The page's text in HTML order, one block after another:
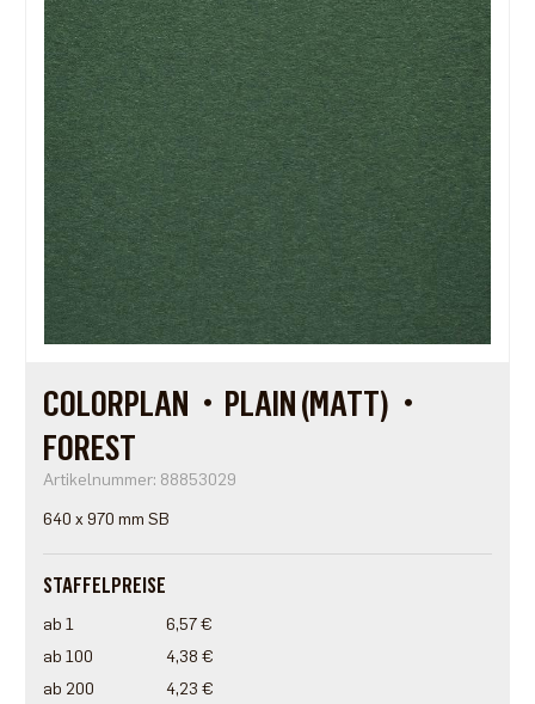
COLORPLAN・PLAIN (MATT)・
FOREST
Artikelnummer: 88853029
640 x 970 mm SB
STAFFELPREISE
ab 1
6,57 €
ab 100
4,38 €
ab 200
4,23 €